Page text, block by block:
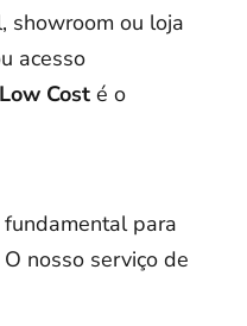
showroom ou loja
acesso
Cost é o
para
nosso serviço de